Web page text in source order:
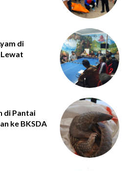
di
di Pantai
ke BKSDA